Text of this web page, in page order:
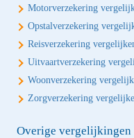
Motorverzekering
Opstalverzekering
Reisverzekering
Uitvaartverzekering
Woonverzekering
Zorgverzekering
Overige vergelijkingen